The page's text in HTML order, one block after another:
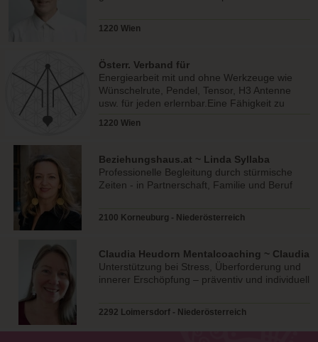
1220 Wien
Österr. Verband für
Radiästhesie&Geobiologie
Energiearbeit mit und ohne Werkzeuge wie
Wünschelrute, Pendel, Tensor, H3 Antenne
usw. für jeden erlernbar.Eine Fähigkeit zu
1220 Wien
Beziehungshaus.at ~ Linda Syllaba
Professionelle Begleitung durch stürmische
Zeiten - in Partnerschaft, Familie und Beruf
2100 Korneuburg - Niederösterreich
Claudia Heudorn Mentalcoaching ~ Claudia
Heudorn
Unterstützung bei Stress, Überforderung und
innerer Erschöpfung – präventiv und individuell
2292 Loimersdorf - Niederösterreich